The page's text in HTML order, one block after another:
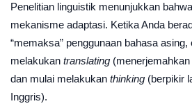
Penelitian linguistik menunjukkan
mekanisme adaptasi. Ketika Anda
“memaksa” penggunaan bahasa
melakukan translating
dan mulai melakukan thinking (berpikir
Inggris).